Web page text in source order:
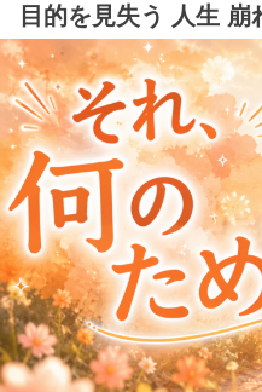
目的を見失う 人生 崩